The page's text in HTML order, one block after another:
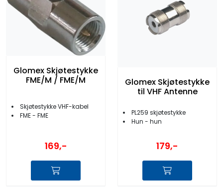
Glomex Skjøtestykke
FME/M / FME/M
Skjøtestykke VHF-kabel
FME - FME
169,-
Glomex Skjøtestykke
til VHF Antenne
PL259 skjøtestykke
Hun - hun
179,-